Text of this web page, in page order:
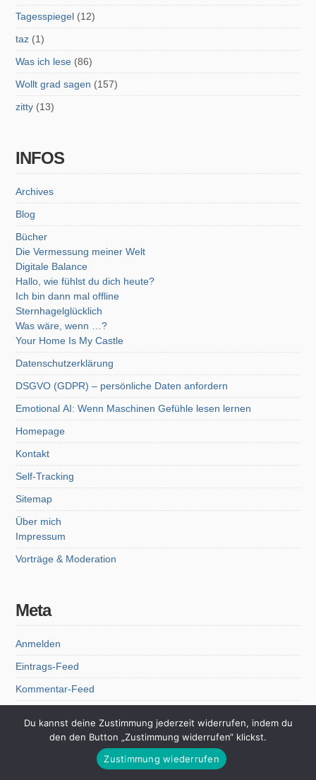
Tagesspiegel (12)
taz (1)
Was ich lese (86)
Wollt grad sagen (157)
zitty (13)
INFOS
Archives
Blog
Bücher
Die Vermessung meiner Welt
Digitale Balance
Hallo, wie fühlst du dich heute?
Ich bin dann mal offline
Sternhagelglücklich
Was wäre, wenn …?
Your Home Is My Castle
Datenschutzerklärung
DSGVO (GDPR) – persönliche Daten anfordern
Emotional AI: Wenn Maschinen Gefühle lesen lernen
Homepage
Kontakt
Self-Tracking
Sitemap
Über mich
Impressum
Vorträge & Moderation
Meta
Anmelden
Eintrags-Feed
Kommentar-Feed
Du kannst deine Zustimmung jederzeit widerrufen, indem du
den den Button „Zustimmung widerrufen“ klickst.
Zustimmung wiederrufen